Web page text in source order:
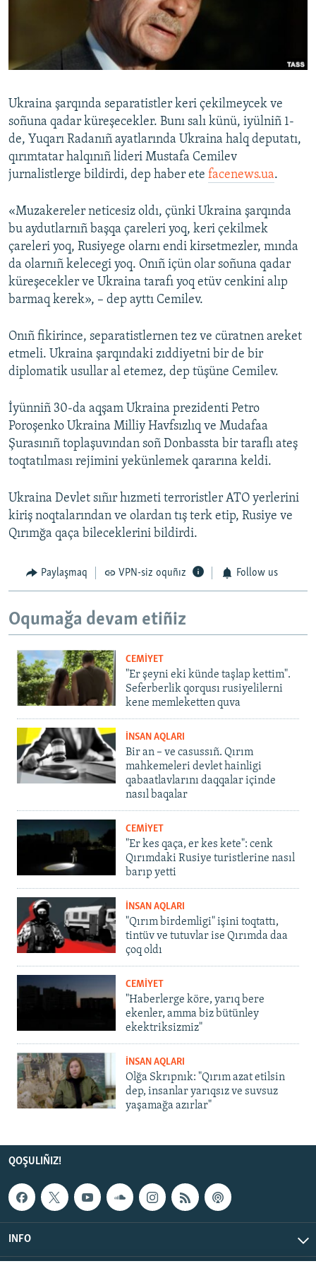
Українською
RFE/RS bütün saytları
Ukraina şarqında separatistler keri çekilmeycek ve
soñuna qadar küreşecekler. Bunı salı künü, iyülniñ 1-
de, Yuqarı Radanıñ ayatlarında Ukraina halq deputatı,
qırımtatar halqınıñ lideri Mustafa Cemilev
jurnalistlerge bildirdi, dep haber ete facenews.ua.
«Muzakereler neticesiz oldı, çünki Ukraina şarqında
bu aydutlarnıñ başqa çareleri yoq, keri çekilmek
çareleri yoq, Rusiyege olarnı endi kirsetmezler, mında
da olarnıñ kelecegi yoq. Onıñ içün olar soñuna qadar
küreşecekler ve Ukraina tarafı yoq etüv cenkini alıp
barmaq kerek», – dep ayttı Cemilev.
Onıñ fikirince, separatistlernen tez ve cüratnen areket
etmeli. Ukraina şarqındaki zıddiyetni bir de bir
diplomatik usullar al etemez, dep tüşüne Cemilev.
İyünniñ 30-da aqşam Ukraina prezidenti Petro
Poroşenko Ukraina Milliy Havfsızlıq ve Mudafaa
Şurasınıñ toplaşuvından soñ Donbassta bir taraflı ateş
toqtatılması rejimini yekünlemek qararına keldi.
Ukraina Devlet sıñır hızmeti terroristler ATO yerlerini
kiriş noqtalarından ve olardan tış terk etip, Rusiye ve
Qırımğa qaça bileceklerini bildirdi.
Paylaşmaq VPN-siz oquñız Follow us
Oqumağa devam etiñiz
CEMİYET
"Er şeyni eki künde taşlap kettim".
Seferberlik qorqusı rusiyelilerni
kene memleketten quva
İNSAN AQLARI
Bir an – ve casussıñ. Qırım
mahkemeleri devlet hainligi
qabaatlavlarını daqqalar içinde
nasıl baqalar
CEMİYET
"Er kes qaça, er kes kete": cenk
Qırımdaki Rusiye turistlerine nasıl
barıp yetti
İNSAN AQLARI
"Qırım birdemligi" işini toqtattı,
tintüv ve tutuvlar ise Qırımda daa
çoq oldı
CEMİYET
"Haberlerge köre, yarıq bere
ekenler, amma biz bütünley
ekektriksizmiz"
İNSAN AQLARI
Olğa Skrıpnık: "Qırım azat etilsin
dep, insanlar yarıqsız ve suvsuz
yaşamağa azırlar"
QOŞULIÑIZ!
INFO